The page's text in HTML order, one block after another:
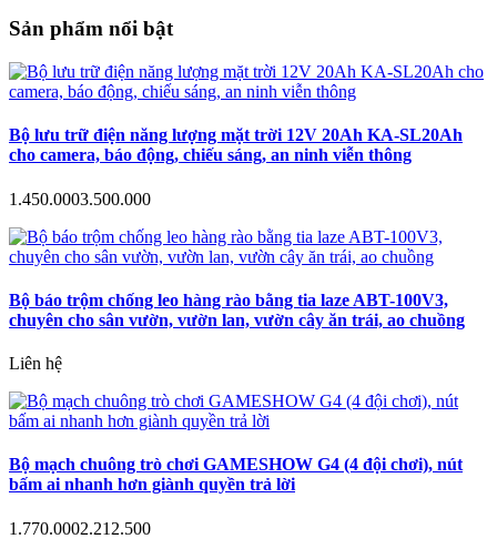
Sản phẩm nổi bật
Bộ lưu trữ điện năng lượng mặt trời 12V 20Ah KA-SL20Ah
cho camera, báo động, chiếu sáng, an ninh viễn thông
1.450.0003.500.000
Bộ báo trộm chống leo hàng rào bằng tia laze ABT-100V3,
chuyên cho sân vườn, vườn lan, vườn cây ăn trái, ao chuồng
Liên hệ
Bộ mạch chuông trò chơi GAMESHOW G4 (4 đội chơi), nút
bấm ai nhanh hơn giành quyền trả lời
1.770.0002.212.500